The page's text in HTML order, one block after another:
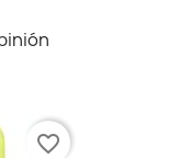
favorite_border